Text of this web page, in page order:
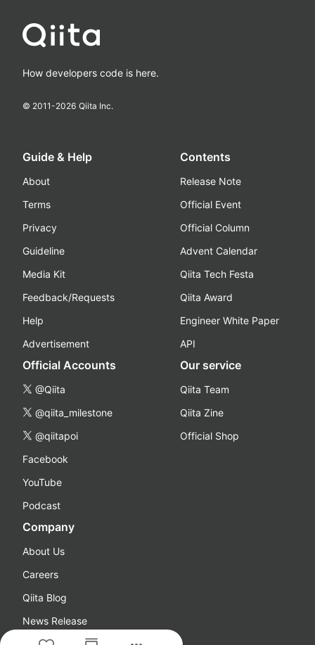
How developers code is here.
© 2011-2026 Qiita Inc.
Guide & Help
About
Terms
Privacy
Guideline
Media Kit
Feedback/Requests
Help
Advertisement
Contents
Release Note
Official Event
Official Column
Advent Calendar
Qiita Tech Festa
Qiita Award
Engineer White Paper
API
Official Accounts
@Qiita
@qiita_milestone
@qiitapoi
Facebook
YouTube
Podcast
Our service
Qiita Team
Qiita Zine
Official Shop
Company
About Us
Careers
Qiita Blog
News Release